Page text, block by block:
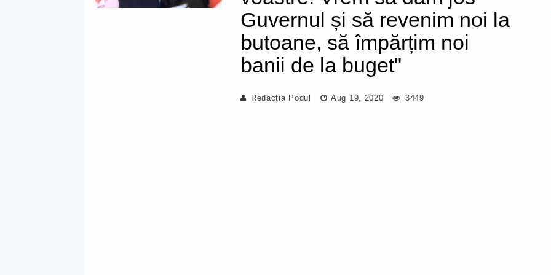
Guvernul și să revenim noi la
butoane, să împărțim noi
banii de la buget"
Redacția Podul Aug 19, 2020 3449